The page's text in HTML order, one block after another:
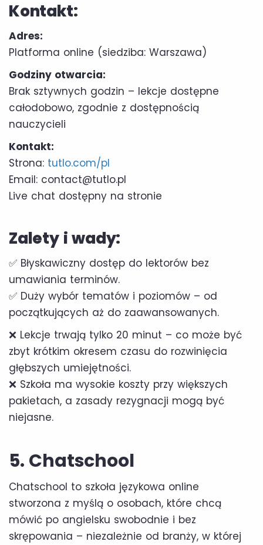
Kontakt:
Adres:
Platforma online (siedziba: Warszawa)
Godziny otwarcia:
Brak sztywnych godzin – lekcje dostępne
całodobowo, zgodnie z dostępnością
nauczycieli
Kontakt:
Strona: tutlo.com/pl
Email: contact@tutlo.pl
Live chat dostępny na stronie
Zalety i wady:
✅ Błyskawiczny dostęp do lektorów bez
umawiania terminów.
✅ Duży wybór tematów i poziomów – od
początkujących aż do zaawansowanych.
❌ Lekcje trwają tylko 20 minut – co może być
zbyt krótkim okresem czasu do rozwinięcia
głębszych umiejętności.
❌ Szkoła ma wysokie koszty przy większych
pakietach, a zasady rezygnacji mogą być
niejasne.
5. Chatschool
Chatschool to szkoła językowa online
stworzona z myślą o osobach, które chcą
mówić po angielsku swobodnie i bez
skrępowania – niezależnie od branży, w której